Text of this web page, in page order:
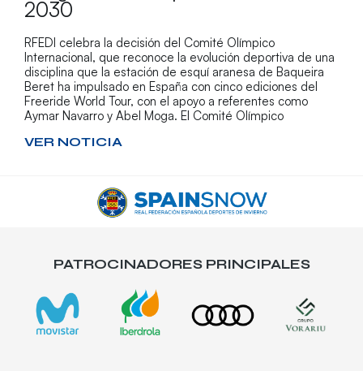
2030
RFEDI celebra la decisión del Comité Olímpico
Internacional, que reconoce la evolución deportiva de una
disciplina que la estación de esquí aranesa de Baqueira
Beret ha impulsado en España con cinco ediciones del
Freeride World Tour, con el apoyo a referentes como
Aymar Navarro y Abel Moga. El Comité Olímpico
VER NOTICIA
PATROCINADORES PRINCIPALES